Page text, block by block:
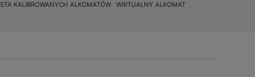
KALIBROWANYCH ALKOMATÓW
WIRTUALNY ALKOMAT